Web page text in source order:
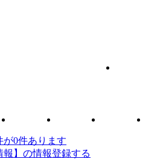
が0件あります
報】の情報登録する